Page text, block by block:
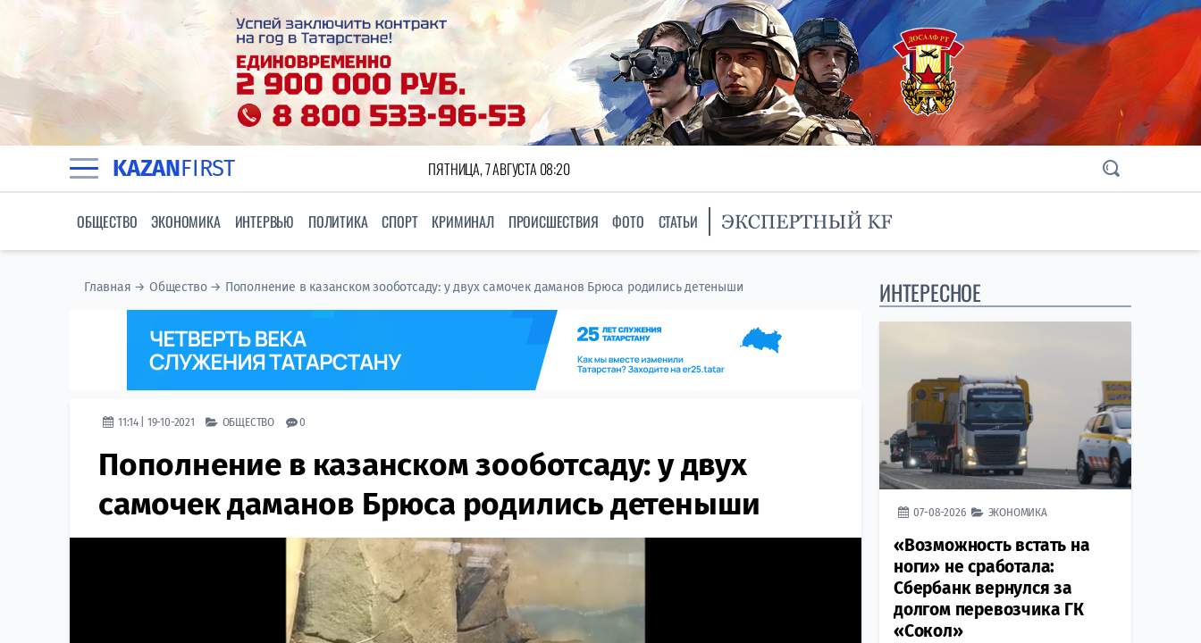
KAZANFIRST ПЯТНИЦА, 7 АВГУСТА 08:20
ОБЩЕСТВО ЭКОНОМИКА ИНТЕРВЬЮ ПОЛИТИКА СПОРТ КРИМИНАЛ ПРОИСШЕСТВИЯ ФОТО СТАТЬИ
Главная →Общество→ Пополнение в казанском зооботсаду: у двух самочек даманов Брюса ​родились​ детеныши
11:14 | 19-10-2021 ОБЩЕСТВО 0
Пополнение в казанском зооботсаду: у двух
самочек даманов Брюса ​родились​ детеныши
ИНТЕРЕСНОЕ
07-08-2026 ЭКОНОМИКА
«Возможность встать на
ноги» не сработала:
Сбербанк вернулся за
долгом перевозчика ГК
«Сокол»